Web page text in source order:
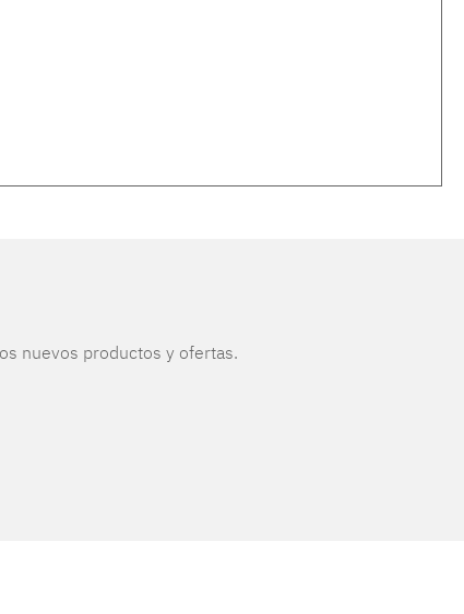
nuevos productos y ofertas.